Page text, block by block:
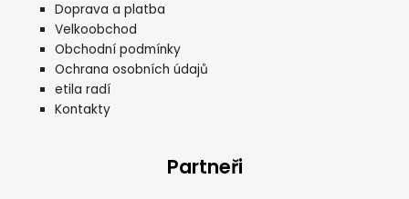
Doprava a platba
Velkoobchod
Obchodní podmínky
Ochrana osobních údajů
etila radí
Kontakty
Partneři